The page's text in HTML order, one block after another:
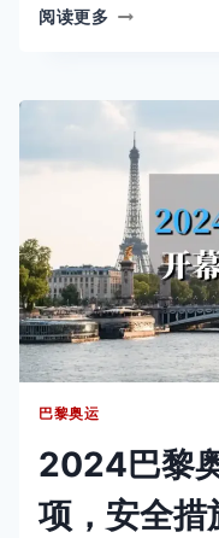
阅读更多 7
接
奥
运
圣
火
路
线
巴黎奥运
2024巴黎
项，安全措